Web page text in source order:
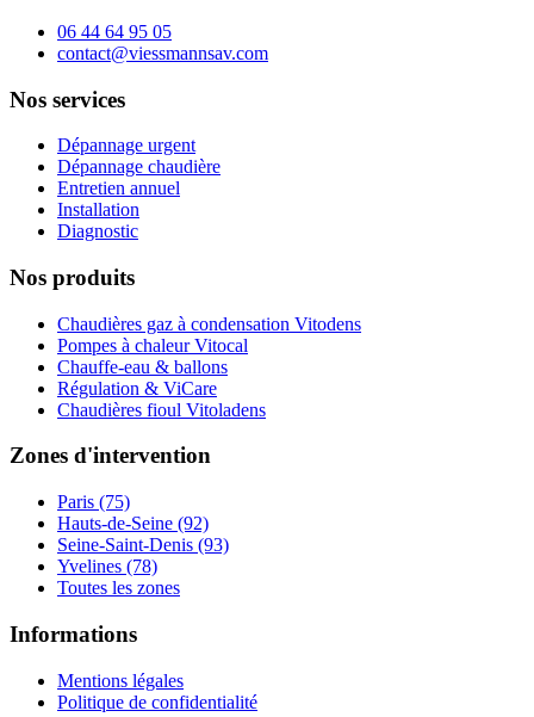
06 44 64 95 05
contact@viessmannsav.com
Nos services
Dépannage urgent
Dépannage chaudière
Entretien annuel
Installation
Diagnostic
Nos produits
Chaudières gaz à condensation Vitodens
Pompes à chaleur Vitocal
Chauffe-eau & ballons
Régulation & ViCare
Chaudières fioul Vitoladens
Zones d'intervention
Paris (75)
Hauts-de-Seine (92)
Seine-Saint-Denis (93)
Yvelines (78)
Toutes les zones
Informations
Mentions légales
Politique de confidentialité